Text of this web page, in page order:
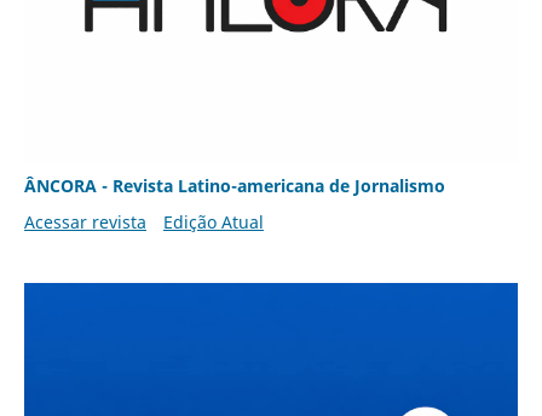
ÂNCORA - Revista Latino-americana de Jornalismo
Acessar revista
Edição Atual